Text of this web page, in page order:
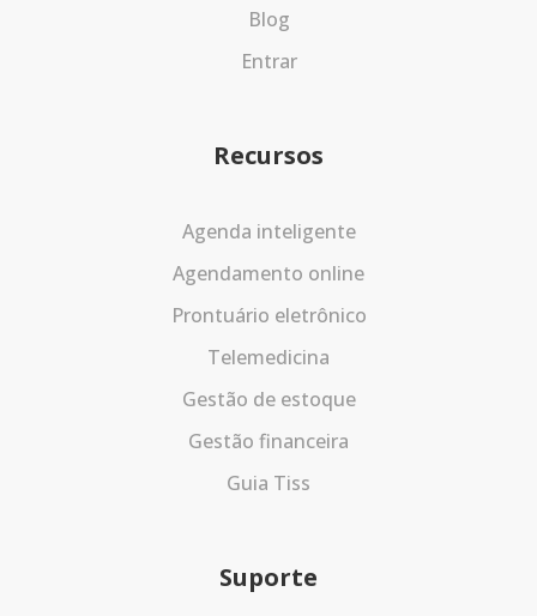
Blog
Entrar
Recursos
Agenda inteligente
Agendamento online
Prontuário eletrônico
Telemedicina
Gestão de estoque
Gestão financeira
Guia Tiss
Suporte